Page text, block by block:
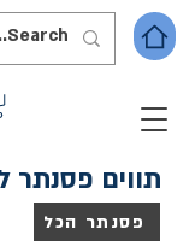
תווים פסנתר
פסנתר הכל